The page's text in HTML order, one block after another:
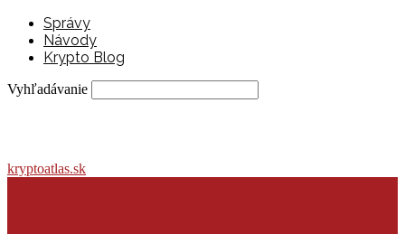
Správy
Návody
Krypto Blog
Vyhľadávanie
kryptoatlas.sk